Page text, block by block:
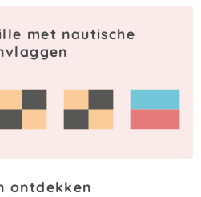
met nautische
ontdekken